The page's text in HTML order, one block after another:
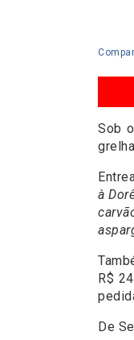
Sob
à
R$
De